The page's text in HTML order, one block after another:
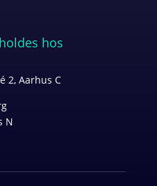
hos
2, Aarhus C
N